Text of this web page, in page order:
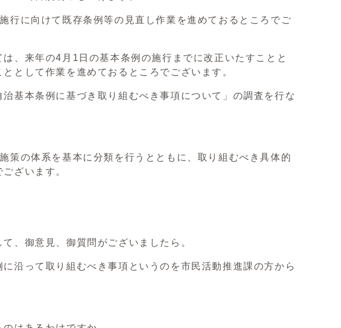
行に向けて既存条例等の見直し作業を進めておるところでご
、来年の4月1日の基本条例の施行までに改正いたすことと
として作業を進めておるところでございます。
基本条例に基づき取り組むべき事項について」の調査を行な
策の体系を基本に分類を行うとともに、取り組むべき具体的
ざいます。
、御意見、御質問がございましたら。
沿って取り組むべき事項というのを市民活動推進課の方から